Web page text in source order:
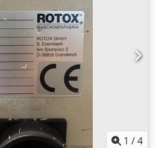
minimum: 170 mm Artan parça
86 × 70 mm Duvar kalınlığı,
ve ekipman kapsamı: •
testere ünitesi • Otomatik
otomatik taşıma • Yükleme
diyalog sistemi • Çalışma yönü,
veya sağdan sola Kontrol ve
Crsdpfx Aszm I Dhocaof • 19 inç
kaliteli PC • USB bağlantı
• Windows işletim sistemi •
bakım
1 /4